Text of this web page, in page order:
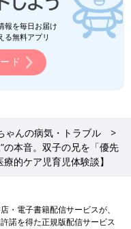
報を毎日お届け
る無料アプリ
ド
ゃんの病気・トラブル
の本音。双子の兄を「優先
的ケア児育児体験談】
・電子書籍配信サービスが、
諾を得た正規版配信サービス